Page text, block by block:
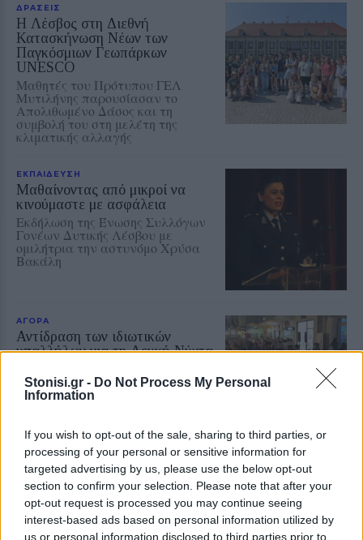
Stonisi.gr - Do Not Process My Personal
Information
If you wish to opt-out of the sale, sharing to third parties, or
processing of your personal or sensitive information for
targeted advertising by us, please use the below opt-out
section to confirm your selection. Please note that after your
opt-out request is processed you may continue seeing
interest-based ads based on personal information utilized by
us or personal information disclosed to third parties prior to
ΔΡΑΣΕΙΣ
Η Λέσβος στη Διεθνή
Κατασκήνωση Νέων των
Παγκόσμιων Γεωπάρκων
UNESCO
Μαθητές του Πρότυπου ΓΕΛ
Μυτιλήνης παρουσίασαν το
Απολιθωμένο Δάσος και τη
συμβολή του στη μελέτη της
κλιματικής αλλαγής
ΕΚΠΑΙΔΕΥΣΗ
Μαθαίνοντας από μικροί να
κινούμαστε με ασφάλεια
Εκδήλωση της Ένωσης Συλλόγων
Γονέων Δυτικής Λέσβου με
ομιλήτρια την αστυνόμο Χρύσα
Βακάλη
ΑΓΟΡΑ
Αντίδραση των ιδιωτικών
υπαλλήλων για τη Λευκή Νύχτα
Παρέμβαση της Ένωσης Ιδιωτικών
Υπαλλήλων Λέσβου για τα
καταστήματα
ΔΡΑΣΕΙΣ
Έκκληση για νέο πυροσβεστικό
όχημα στο Πλωμάρι
Ξεκίνησε εκστρατεία
συγκέντρωσης χρημάτων για την